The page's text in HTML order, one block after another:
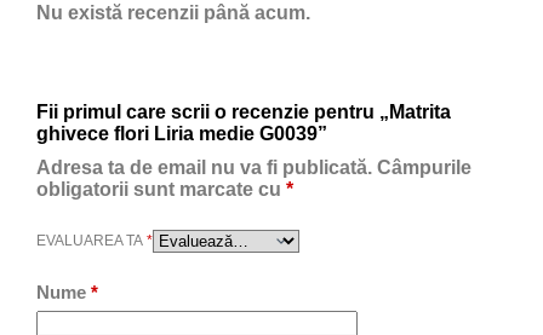
Nu există recenzii până acum.
Fii primul care scrii o recenzie pentru „Matrita
ghivece flori Liria medie G0039”
Adresa ta de email nu va fi publicată. Câmpurile
obligatorii sunt marcate cu *
EVALUAREA TA *
Nume *